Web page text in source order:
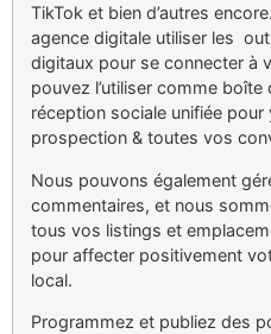
TikTok et bien d’autres
agence digitale utiliser les
digitaux pour se connecter à
pouvez l’utiliser comme boîte
réception sociale unifiée pour
prospection & toutes vos
Nous pouvons également
commentaires, et nous
tous vos listings et
pour affecter positivement
local.
Programmez et publiez des